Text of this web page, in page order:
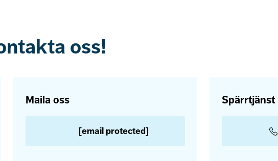
oss!
Maila oss
[email protected]